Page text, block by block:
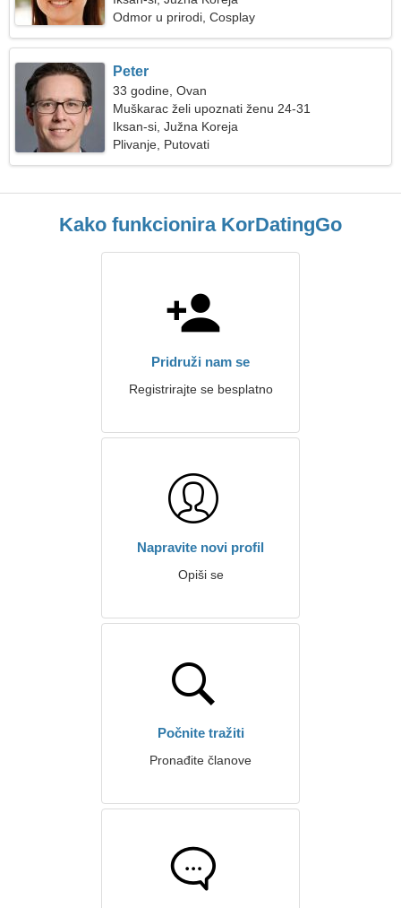
Odmor u prirodi, Cosplay
Peter
33 godine, Ovan
Muškarac želi upoznati ženu 24-31
Iksan-si, Južna Koreja
Plivanje, Putovati
Kako funkcionira KorDatingGo
Pridruži nam se
Registrirajte se besplatno
Napravite novi profil
Opiši se
Počnite tražiti
Pronađite članove